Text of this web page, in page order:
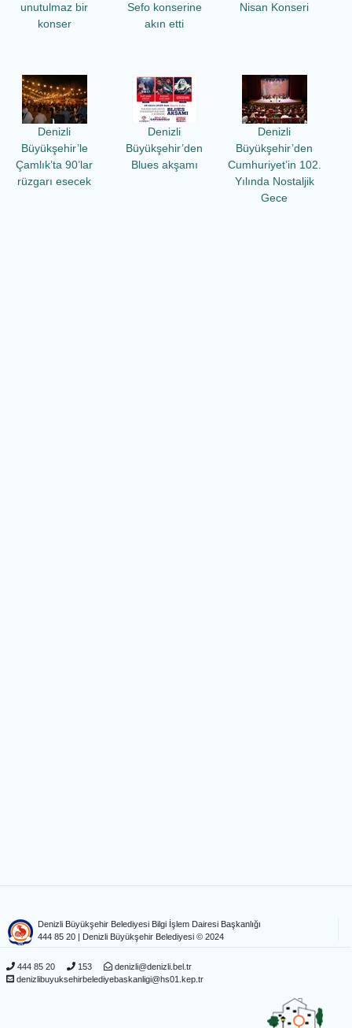
unutulmaz bir
konser
Sefo konserine
akın etti
Nisan Konseri
Denizli
Büyükşehir’le
Çamlık’ta 90’lar
rüzgarı esecek
Denizli
Büyükşehir’den
Blues akşamı
Denizli
Büyükşehir’den
Cumhuriyet’in 102.
Yılında Nostaljik
Gece
Denizli Büyükşehir Belediyesi Bilgi İşlem Dairesi Başkanlığı
444 85 20 | Denizli Büyükşehir Belediyesi © 2024
444 85 20 153
denizli@denizli.bel.tr
denizlibuyuksehirbelediyebaskanligi@hs01.kep.tr